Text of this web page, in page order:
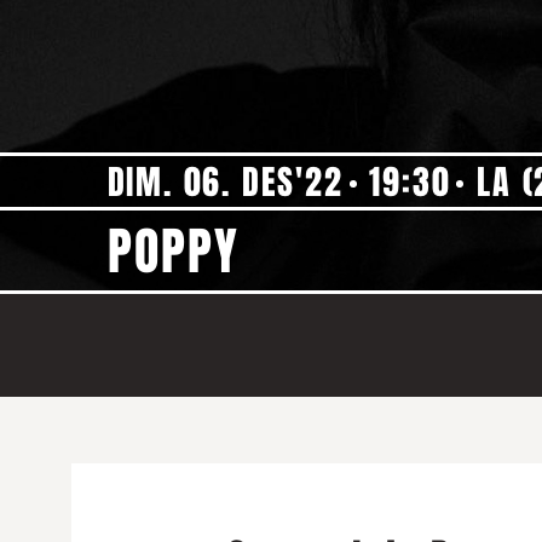
DIM. 06. DES'22 19:30 LA
POPPY